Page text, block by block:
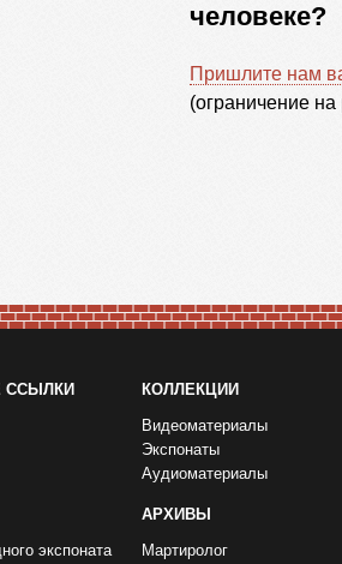
человеке?
Пришлите нам
(ограничение
ССЫЛКИ
КОЛЛЕКЦИИ
Видеоматериалы
Экспонаты
Аудиоматериалы
экспоната
АРХИВЫ
Мартиролог